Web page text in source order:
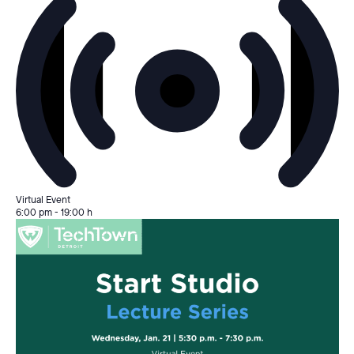
Virtual Event
6:00 pm- 19:00 h